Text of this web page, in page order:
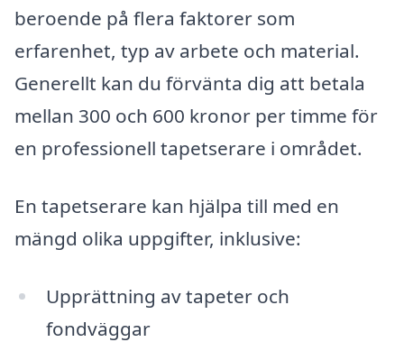
beroende på flera faktorer som
erfarenhet, typ av arbete och material.
Generellt kan du förvänta dig att betala
mellan 300 och 600 kronor per timme för
en professionell tapetserare i området.
En tapetserare kan hjälpa till med en
mängd olika uppgifter, inklusive:
Upprättning av tapeter och
fondväggar